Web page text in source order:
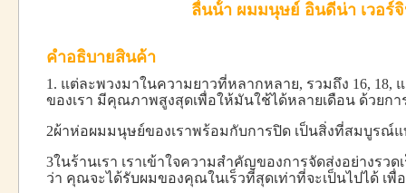
ลื่นน้ํา ผมมนุษย์ อินดีน่า เวอร์
คําอธิบายสินค้า
1. แต่ละพวงมาในความยาวที่หลากหลาย, รวมถึง 16,
ของเรา มีคุณภาพสูงสุดเพื่อให้มันใช้ได้หลายเดือน ด้วยก
2ผ้าห่อผมมนุษย์ของเราพร้อมกับการปิด เป็นสิ่งที่สมบูร
3ในร้านเรา เราเข้าใจความสําคัญของการจัดส่งอย่างรว
ว่า คุณจะได้รับผมของคุณในเร็วที่สุดเท่าที่จะเป็นไปได้